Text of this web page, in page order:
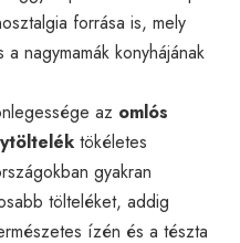
forrása is, mely
nagymamák konyhájának
az omlós
tökéletes
gyakran
tölteléket, addig
ízén és a tészta